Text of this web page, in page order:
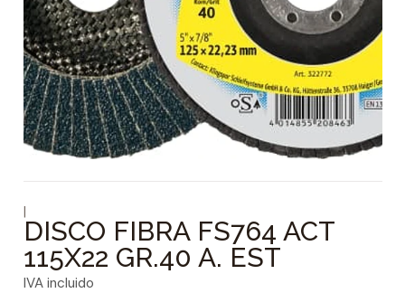
|
DISCO FIBRA FS764 ACT
115X22 GR.40 A. EST
IVA incluido